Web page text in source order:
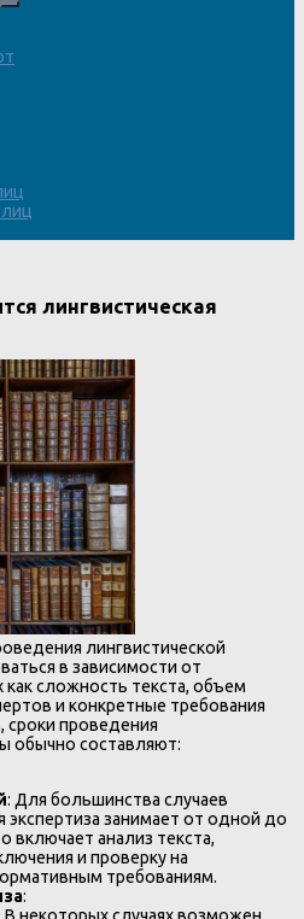
лингвистическая
лингвистической
в зависимости от
как сложность текста, объем
и конкретные требования
сроки проведения
обычно составляют:
: Для большинства случаев
экспертиза занимает от одной до
включает анализ текста,
и проверку на
требованиям.
: